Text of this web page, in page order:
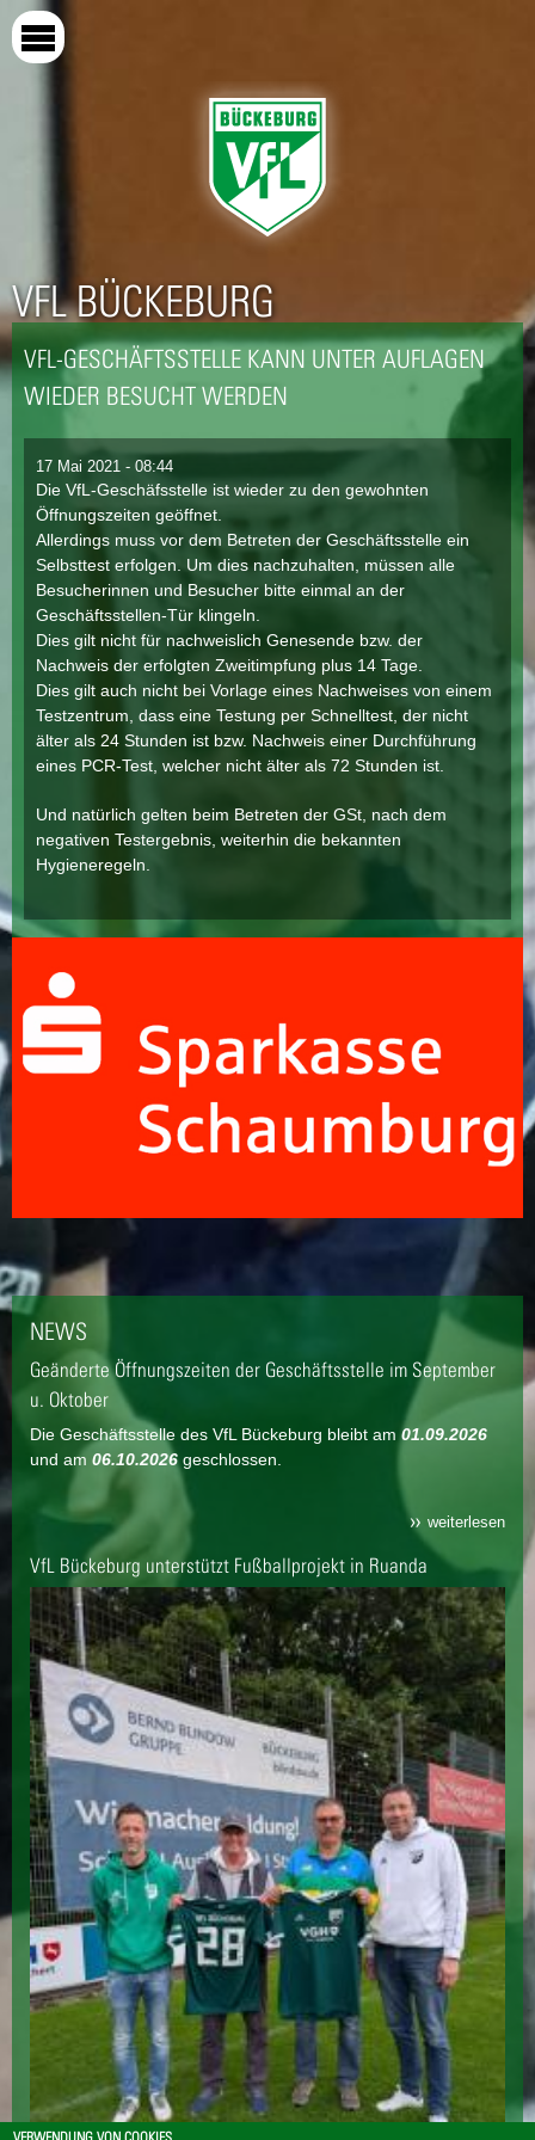
VFL BÜCKEBURG
VFL-GESCHÄFTSSTELLE KANN UNTER AUFLAGEN
WIEDER BESUCHT WERDEN
17 Mai 2021 - 08:44
Die VfL-Geschäfsstelle ist wieder zu den gewohnten
Öffnungszeiten geöffnet.
Allerdings muss vor dem Betreten der Geschäftsstelle ein
Selbsttest erfolgen. Um dies nachzuhalten, müssen alle
Besucherinnen und Besucher bitte einmal an der
Geschäftsstellen-Tür klingeln.
Dies gilt nicht für nachweislich Genesende bzw. der
Nachweis der erfolgten Zweitimpfung plus 14 Tage.
Dies gilt auch nicht bei Vorlage eines Nachweises von einem
Testzentrum, dass eine Testung per Schnelltest, der nicht
älter als 24 Stunden ist bzw. Nachweis einer Durchführung
eines PCR-Test, welcher nicht älter als 72 Stunden ist.
Und natürlich gelten beim Betreten der GSt, nach dem
negativen Testergebnis, weiterhin die bekannten
Hygieneregeln.
NEWS
Geänderte Öffnungszeiten der Geschäftsstelle im September
u. Oktober
Die Geschäftsstelle des VfL Bückeburg bleibt am01.09.2026
und am 06.10.2026 geschlossen.
weiterlesen
VfL Bückeburg unterstützt Fußballprojekt in Ruanda